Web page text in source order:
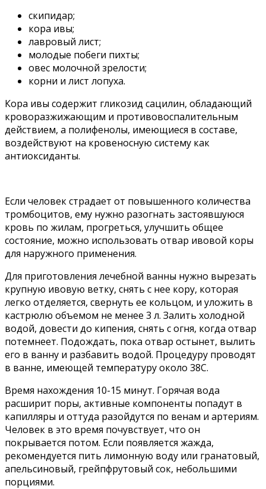
скипидар;
кора ивы;
лавровый лист;
молодые побеги пихты;
овес молочной зрелости;
корни и лист лопуха.
Кора ивы содержит гликозид сацилин, обладающий
кроворазжижающим и противовоспалительным
действием, а полифенолы, имеющиеся в составе,
воздействуют на кровеносную систему как
антиоксиданты.
Если человек страдает от повышенного количества
тромбоцитов, ему нужно разогнать застоявшуюся
кровь по жилам, прогреться, улучшить общее
состояние, можно использовать отвар ивовой коры
для наружного применения.
Для приготовления лечебной ванны нужно вырезать
крупную ивовую ветку, снять с нее кору, которая
легко отделяется, свернуть ее кольцом, и уложить в
кастрюлю объемом не менее 3 л. Залить холодной
водой, довести до кипения, снять с огня, когда отвар
потемнеет. Подождать, пока отвар остынет, вылить
его в ванну и разбавить водой. Процедуру проводят
в ванне, имеющей температуру около 38С.
Время нахождения 10-15 минут. Горячая вода
расширит поры, активные компоненты попадут в
капилляры и оттуда разойдутся по венам и артериям.
Человек в это время почувствует, что он
покрывается потом. Если появляется жажда,
рекомендуется пить лимонную воду или гранатовый,
апельсиновый, грейпфрутовый сок, небольшими
порциями.